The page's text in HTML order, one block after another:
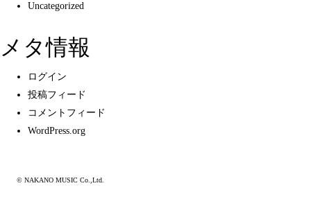
Uncategorized
メタ情報
ログイン
投稿フィード
コメントフィード
WordPress.org
© NAKANO MUSIC Co.,Ltd.